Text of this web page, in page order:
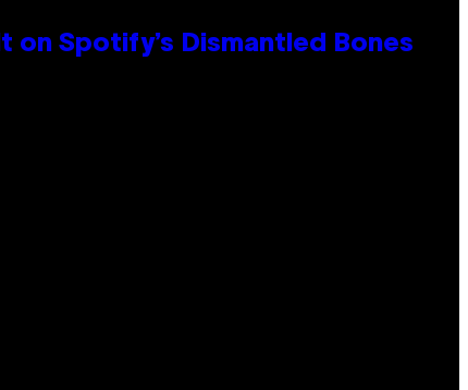
on Spotify’s Dismantled Bones